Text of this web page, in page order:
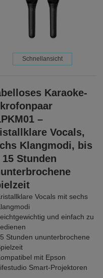
Schnellansicht
Karaoke-
–
Vocals,
Klangmodi, bis
15 Stunden
Vocals mit sechs
und einfach zu
Stunden ununterbrochene
mit Epson
Smart-Projektoren